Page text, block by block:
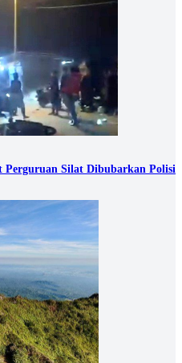
Perguruan Silat Dibubarkan Polisi